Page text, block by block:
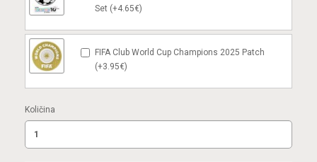
Set (+4.65€)
FIFA Club World Cup Champions 2025 Patch
(+3.95€)
Količina